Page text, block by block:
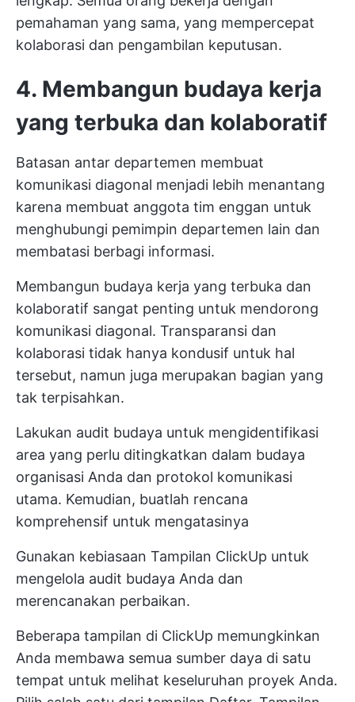
pemahaman yang sama, yang mempercepat
kolaborasi dan pengambilan keputusan.
4. Membangun budaya kerja
yang terbuka dan kolaboratif
Batasan antar departemen membuat
komunikasi diagonal menjadi lebih menantang
karena membuat anggota tim enggan untuk
menghubungi pemimpin departemen lain dan
membatasi berbagi informasi.
Membangun budaya kerja yang terbuka dan
kolaboratif sangat penting untuk mendorong
komunikasi diagonal. Transparansi dan
kolaborasi tidak hanya kondusif untuk hal
tersebut, namun juga merupakan bagian yang
tak terpisahkan.
Lakukan audit budaya untuk mengidentifikasi
area yang perlu ditingkatkan dalam budaya
organisasi Anda dan protokol komunikasi
utama. Kemudian, buatlah rencana
komprehensif untuk mengatasinya
Gunakan kebiasaan Tampilan ClickUp untuk
mengelola audit budaya Anda dan
merencanakan perbaikan.
Beberapa tampilan di ClickUp memungkinkan
Anda membawa semua sumber daya di satu
tempat untuk melihat keseluruhan proyek Anda.